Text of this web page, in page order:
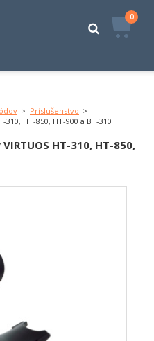
0
> Príslušenstvo >
310, HT-850, HT-900 a BT-310
HT-310, HT-850,